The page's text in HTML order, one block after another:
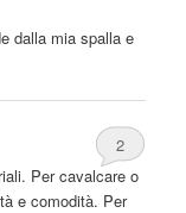
dalla mia spalla e
2
Per cavalcare o
e comodità. Per